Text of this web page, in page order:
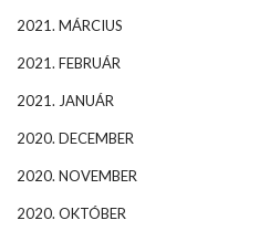
2021. MÁRCIUS
2021. FEBRUÁR
2021. JANUÁR
2020. DECEMBER
2020. NOVEMBER
2020. OKTÓBER